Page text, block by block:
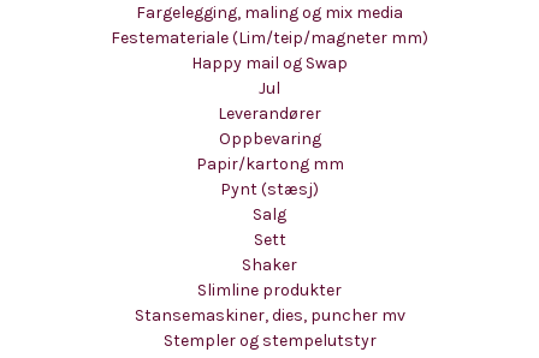
Fargelegging, maling og mix media
Festemateriale (Lim/teip/magneter mm)
Happy mail og Swap
Jul
Leverandører
Oppbevaring
Papir/kartong mm
Pynt (stæsj)
Salg
Sett
Shaker
Slimline produkter
Stansemaskiner, dies, puncher mv
Stempler og stempelutstyr